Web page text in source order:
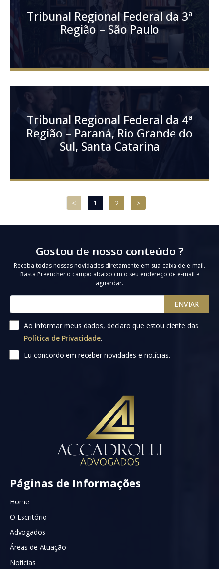
Tribunal Regional Federal da 3ª
Região – São Paulo
Tribunal Regional Federal da 4ª
Região – Paraná, Rio Grande do
Sul, Santa Catarina
< 1 2 >
Gostou de nosso conteúdo ?
Receba todas nossas novidades diretamente em sua caixa de e-mail.
Basta Preencher o campo abaixo cm o seu endereço de e-mail e
aguardar.
ENVIAR
Ao informar meus dados, declaro que estou ciente das
Política de Privacidade.
Eu concordo em receber novidades e notícias.
Páginas de Informações
Home
O Escritório
Advogados
Áreas de Atuação
Notícias